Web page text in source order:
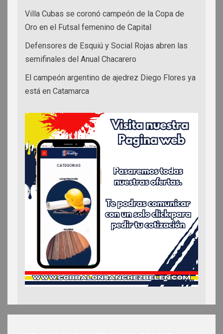
Villa Cubas se coronó campeón de la Copa de
Oro en el Futsal femenino de Capital
Defensores de Esquiú y Social Rojas abren las
semifinales del Anual Chacarero
El campeón argentino de ajedrez Diego Flores ya
está en Catamarca